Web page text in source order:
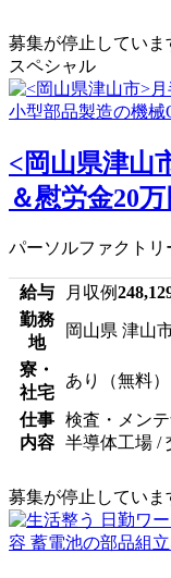
募集が停止していま
スペシャル
<岡山県津山
＆慰労金20
パーソルファクト
給与 月収例
勤務
地
岡山県 津山
寮・
社宅
あり（無料）
仕事
内容
検査・メン
半導体工場 /
募集が停止していま